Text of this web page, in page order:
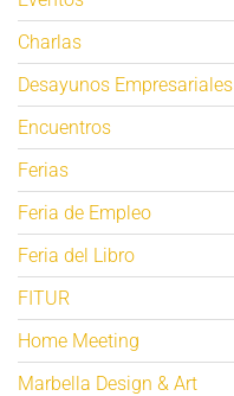
Charlas
Desayunos Empresariales
Encuentros
Ferias
Feria de Empleo
Feria del Libro
FITUR
Home Meeting
Marbella Design & Art